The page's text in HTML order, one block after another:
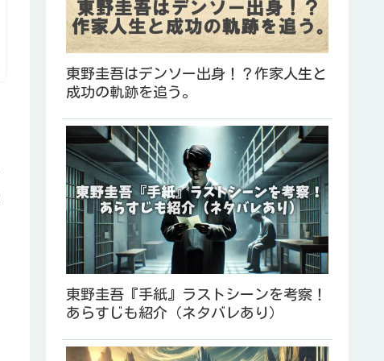
東野圭吾はデンソー出身！？作家人生と
成功の軌跡を追う。
東野圭吾『手紙』ラストシーンを考察！
あらすじも紹介（ネタバレあり）